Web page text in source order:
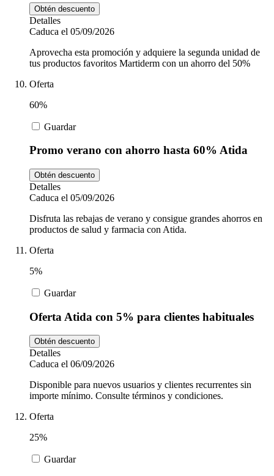
Obtén descuento
Detalles
Caduca el 05/09/2026
Aprovecha esta promoción y adquiere la segunda unidad de
tus productos favoritos Martiderm con un ahorro del 50%
Oferta
60%
Guardar
Promo verano con ahorro hasta 60% Atida
Obtén descuento
Detalles
Caduca el 05/09/2026
Disfruta las rebajas de verano y consigue grandes ahorros en
productos de salud y farmacia con Atida.
Oferta
5%
Guardar
Oferta Atida con 5% para clientes habituales
Obtén descuento
Detalles
Caduca el 06/09/2026
Disponible para nuevos usuarios y clientes recurrentes sin
importe mínimo. Consulte términos y condiciones.
Oferta
25%
Guardar